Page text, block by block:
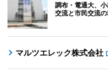
調布・電通大、
交流と市民交流の
マルツエレック株式会社